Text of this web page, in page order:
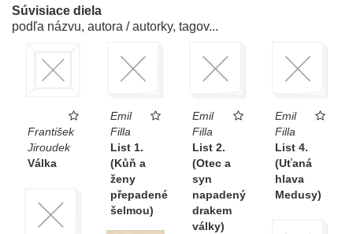
Súvisiace diela
podľa názvu, autora / autorky, tagov...
František
Jiroudek
Válka
Emil
Filla
List 1.
(Kůň a
ženy
přepadené
šelmou)
Emil
Filla
List 2.
(Otec a
syn
napadený
drakem
války)
Emil
Filla
List 4.
(Uťaná
hlava
Medusy)